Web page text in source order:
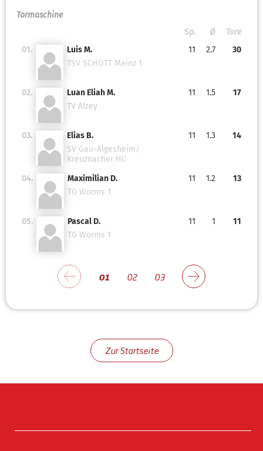
Tormaschine
Sp.
Ø
Tore
01.
Luis M.
TSV SCHOTT Mainz 1
11 2.7 30
02.
Luan Eliah M.
TV Alzey
11 1.5 17
03.
Elias B.
SV Gau-Algesheim/
Kreuznacher HC
11 1.3 14
04.
Maximilian D.
TG Worms 1
11 1.2 13
05.
Pascal D.
TG Worms 1
11 1 11
01 02 03
Zur Startseite